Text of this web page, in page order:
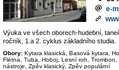
e-
Výuka ve všech oborech-hudební,
ročník, 1.a 2. cyklus základního studia.
Obory: Kytara klasická, Basová kytara,
Flétna, Tuba, Hoboj, Lesní roh,
nástroje, Zpěv klasický, Zpěv populární